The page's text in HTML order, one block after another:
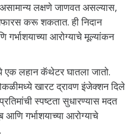
लक्षणे जाणवत असल्यास,
करू शकतात. ही निदान
आरोग्याचे मूल्यांकन
एक लहान कॅथेटर घातला जातो.
खारट द्रावण इंजेक्शन दिले
स्पष्टता सुधारण्यास मदत
गर्भाशयाच्या आरोग्याचे